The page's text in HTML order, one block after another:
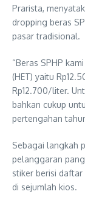
Prarista,
dropping beras
pasar tradisional.
“Beras SPHP
(HET) yaitu
Rp12.700/liter.
bahkan cukup
pertengahan
Sebagai langkah
pelanggaran
stiker berisi
di sejumlah kios.